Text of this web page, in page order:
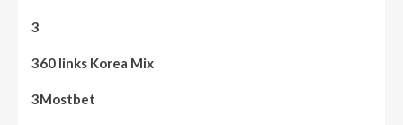
3
360 links Korea Mix
3Mostbet